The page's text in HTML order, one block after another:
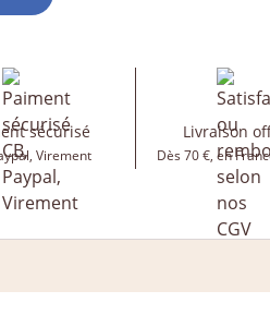
sécurisé
Virement
Livraison
Dès 70 €, en